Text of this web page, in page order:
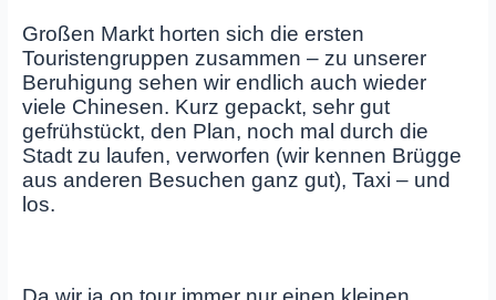
Großen Markt horten sich die ersten
Touristengruppen zusammen – zu unserer
Beruhigung sehen wir endlich auch wieder
viele Chinesen. Kurz gepackt, sehr gut
gefrühstückt, den Plan, noch mal durch die
Stadt zu laufen, verworfen (wir kennen Brügge
aus anderen Besuchen ganz gut), Taxi – und
los.